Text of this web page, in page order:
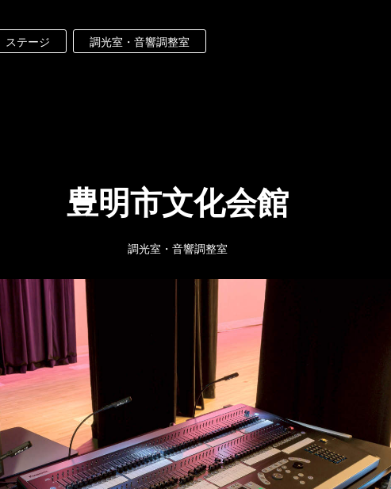
ステージ 調光室・音響調整室
豊明市文化会館
調光室・音響調整室